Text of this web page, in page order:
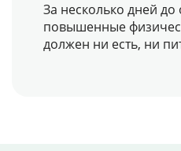
За несколько дней
повышенные
должен ни есть, ни